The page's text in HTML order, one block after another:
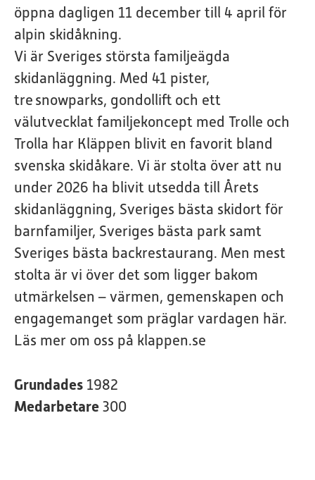
öppna dagligen 11 december till 4 april för
alpin skidåkning.
Vi är Sveriges största familjeägda
skidanläggning. Med 41 pister,
tre snowparks, gondollift och ett
välutvecklat familjekoncept med Trolle och
Trolla har Kläppen blivit en favorit bland
svenska skidåkare. Vi är stolta över att nu
under 2026 ha blivit utsedda till Årets
skidanläggning, Sveriges bästa skidort för
barnfamiljer, Sveriges bästa park samt
Sveriges bästa backrestaurang. Men mest
stolta är vi över det som ligger bakom
utmärkelsen – värmen, gemenskapen och
engagemanget som präglar vardagen här.
Läs mer om oss på klappen.se
Grundades 1982
Medarbetare 300